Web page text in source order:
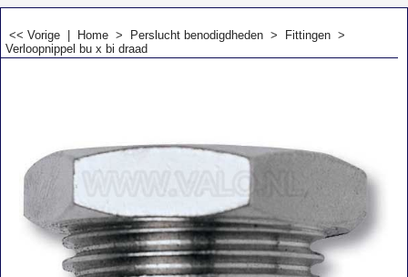
<< Vorige Home > Perslucht benodigdheden > Fittingen >
Verloopnippel bu x bi draad